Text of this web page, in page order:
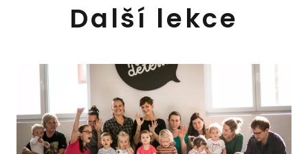
Další lekce